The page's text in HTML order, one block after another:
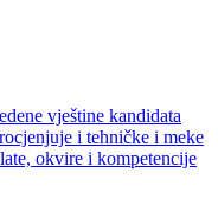
vještine kandidata
i tehničke i meke
okvire i kompetencije